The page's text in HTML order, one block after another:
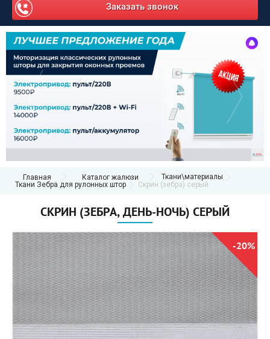
Заказать звонок
Главная Каталог жалюзи
Ткани\материалы
Ткани Зебра для рулонных штор
Скрин (зебра) серый
СКРИН (ЗЕБРА, ДЕНЬ-НОЧЬ) СЕРЫЙ
-20%